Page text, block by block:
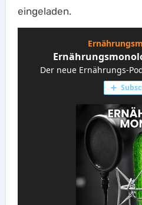
eingeladen.